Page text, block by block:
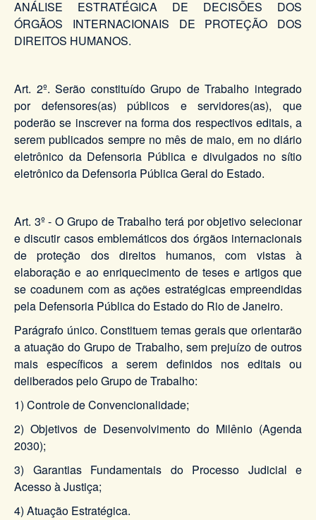
ANÁLISE ESTRATÉGICA DE DECISÕES DOS
ÓRGÃOS INTERNACIONAIS DE PROTEÇÃO DOS
DIREITOS HUMANOS.
Art. 2º. Serão constituído Grupo de Trabalho integrado
por defensores(as) públicos e servidores(as), que
poderão se inscrever na forma dos respectivos editais, a
serem publicados sempre no mês de maio, em no diário
eletrônico da Defensoria Pública e divulgados no sítio
eletrônico da Defensoria Pública Geral do Estado.
Art. 3º - O Grupo de Trabalho terá por objetivo selecionar
e discutir casos emblemáticos dos órgãos internacionais
de proteção dos direitos humanos, com vistas à
elaboração e ao enriquecimento de teses e artigos que
se coadunem com as ações estratégicas empreendidas
pela Defensoria Pública do Estado do Rio de Janeiro.
Parágrafo único. Constituem temas gerais que orientarão
a atuação do Grupo de Trabalho, sem prejuízo de outros
mais específicos a serem definidos nos editais ou
deliberados pelo Grupo de Trabalho:
1) Controle de Convencionalidade;
2) Objetivos de Desenvolvimento do Milênio (Agenda
2030);
3) Garantias Fundamentais do Processo Judicial e
Acesso à Justiça;
4) Atuação Estratégica.